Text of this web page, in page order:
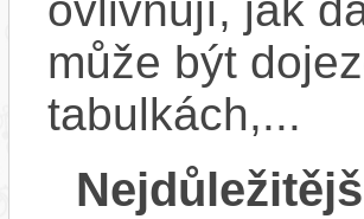
může být
tabulkách,...